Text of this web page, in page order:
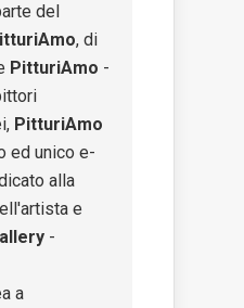
del
, di
PitturiAmo -
PitturiAmo
ed unico e-
alla
e
-
a